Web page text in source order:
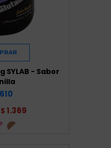
SYLAB - Sabor
$ 1.369